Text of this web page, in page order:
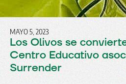
MAYO 5, 2023
Los Olivos se
Centro Educativo
Surrender